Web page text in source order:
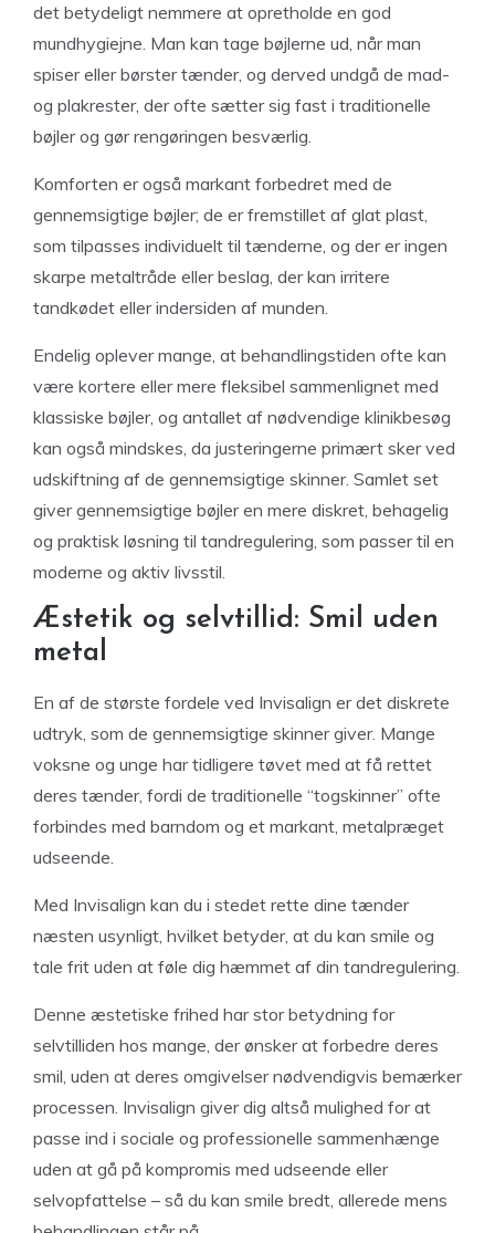
det betydeligt nemmere at opretholde en god
mundhygiejne. Man kan tage bøjlerne ud, når man
spiser eller børster tænder, og derved undgå de mad-
og plakrester, der ofte sætter sig fast i traditionelle
bøjler og gør rengøringen besværlig.
Komforten er også markant forbedret med de
gennemsigtige bøjler; de er fremstillet af glat plast,
som tilpasses individuelt til tænderne, og der er ingen
skarpe metaltråde eller beslag, der kan irritere
tandkødet eller indersiden af munden.
Endelig oplever mange, at behandlingstiden ofte kan
være kortere eller mere fleksibel sammenlignet med
klassiske bøjler, og antallet af nødvendige klinikbesøg
kan også mindskes, da justeringerne primært sker ved
udskiftning af de gennemsigtige skinner. Samlet set
giver gennemsigtige bøjler en mere diskret, behagelig
og praktisk løsning til tandregulering, som passer til en
moderne og aktiv livsstil.
Æstetik og selvtillid: Smil uden
metal
En af de største fordele ved Invisalign er det diskrete
udtryk, som de gennemsigtige skinner giver. Mange
voksne og unge har tidligere tøvet med at få rettet
deres tænder, fordi de traditionelle “togskinner” ofte
forbindes med barndom og et markant, metalpræget
udseende.
Med Invisalign kan du i stedet rette dine tænder
næsten usynligt, hvilket betyder, at du kan smile og
tale frit uden at føle dig hæmmet af din tandregulering.
Denne æstetiske frihed har stor betydning for
selvtilliden hos mange, der ønsker at forbedre deres
smil, uden at deres omgivelser nødvendigvis bemærker
processen. Invisalign giver dig altså mulighed for at
passe ind i sociale og professionelle sammenhænge
uden at gå på kompromis med udseende eller
selvopfattelse – så du kan smile bredt, allerede mens